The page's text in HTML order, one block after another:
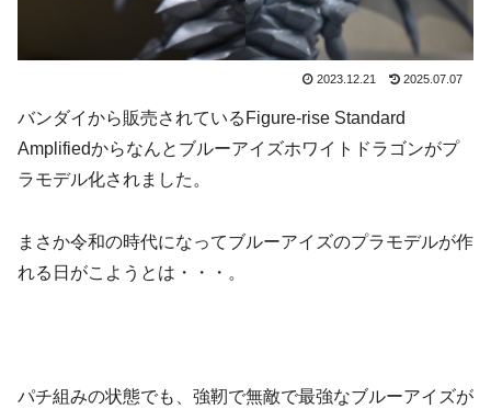
2023.12.21 2025.07.07
バンダイから販売されているFigure-rise Standard
Amplifiedからなんとブルーアイズホワイトドラゴンがプ
ラモデル化されました。
まさか令和の時代になってブルーアイズのプラモデルが作
れる日がこようとは・・・。
パチ組みの状態でも、強靭で無敵で最強なブルーアイズが